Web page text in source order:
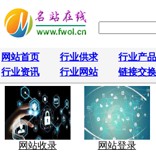
网站首页 行业供求 行业产品
行业资讯
行业网站 链接交换
网站收录 网站登录